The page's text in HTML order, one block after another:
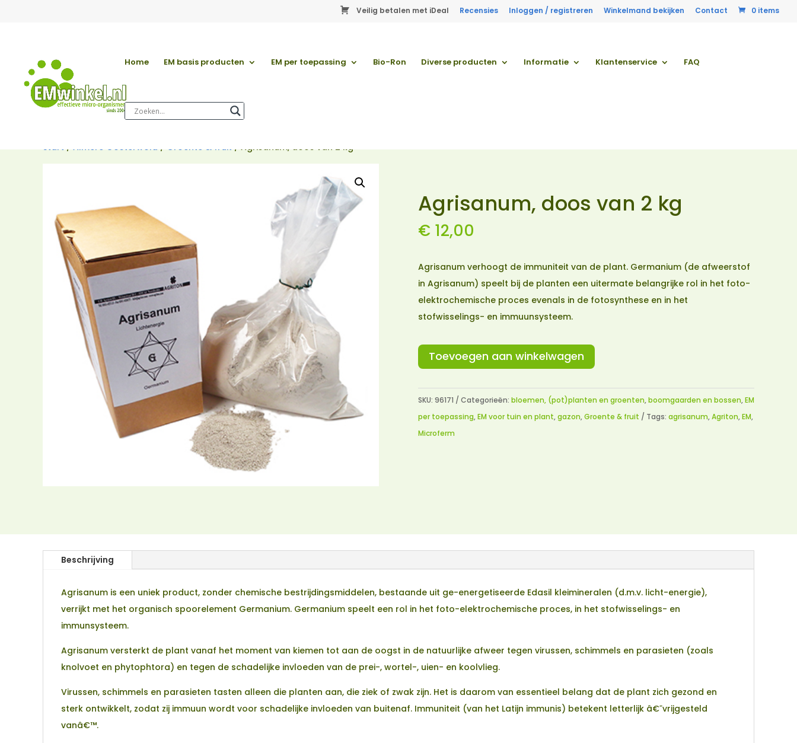
Veilig betalen met iDeal Recensies Inloggen / registreren Winkelmand bekijken Contact 0 items
Home EM basis producten EM per toepassing Bio-Ron Diverse producten Informatie Klantenservice FAQ
Start/Almere Oosterwold/Groente & fruit/ Agrisanum, doos van 2 kg
Agrisanum, doos van 2 kg
€ 12,00
Agrisanum verhoogt de immuniteit van de plant. Germanium (de afweerstof
in Agrisanum) speelt bij de planten een uitermate belangrijke rol in het foto-
elektrochemische proces evenals in de fotosynthese en in het
stofwisselings- en immuunsysteem.
Toevoegen aan winkelwagen
SKU: 96171 Categorieën: bloemen, (pot)planten en groenten,boomgaarden en bossen,EM
per toepassing,EM voor tuin en plant,gazon,Groente & fruit Tags: agrisanum,Agriton,EM,
Microferm
Beschrijving
Agrisanum is een uniek product, zonder chemische bestrijdingsmiddelen, bestaande uit ge-energetiseerde Edasil kleimineralen (d.m.v. licht-energie),
verrijkt met het organisch spoorelement Germanium. Germanium speelt een rol in het foto-elektrochemische proces, in het stofwisselings- en
immunsysteem.
Agrisanum versterkt de plant vanaf het moment van kiemen tot aan de oogst in de natuurlijke afweer tegen virussen, schimmels en parasieten (zoals
knolvoet en phytophtora) en tegen de schadelijke invloeden van de prei-, wortel-, uien- en koolvlieg.
Virussen, schimmels en parasieten tasten alleen die planten aan, die ziek of zwak zijn. Het is daarom van essentieel belang dat de plant zich gezond en
sterk ontwikkelt, zodat zij immuun wordt voor schadelijke invloeden van buitenaf. Immuniteit (van het Latijn immunis) betekent letterlijk â€˜vrijgesteld
vanâ€™.